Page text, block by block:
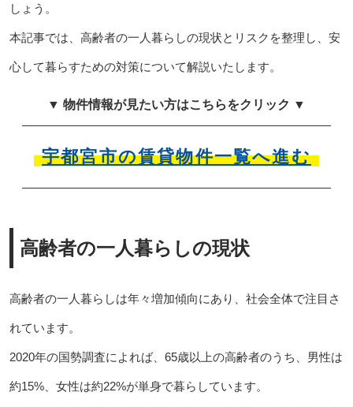
しょう。
本記事では、高齢者の一人暮らしの現状とリスクを整理し、安
心して暮らすための対策について解説いたします。
▼ 物件情報が見たい方はこちらをクリック ▼
宇都宮市の賃貸物件一覧へ進む
高齢者の一人暮らしの現状
高齢者の一人暮らしは年々増加傾向にあり、社会全体で注目さ
れています。
2020年の国勢調査によれば、65歳以上の高齢者のうち、男性は
約15%、女性は約22%が単身で暮らしています。